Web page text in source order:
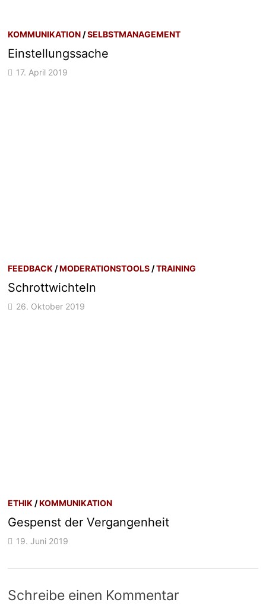
KOMMUNIKATION /SELBSTMANAGEMENT
Einstellungssache
17. April 2019
FEEDBACK /MODERATIONSTOOLS /TRAINING
Schrottwichteln
26. Oktober 2019
ETHIK /KOMMUNIKATION
Gespenst der Vergangenheit
19. Juni 2019
Schreibe einen Kommentar